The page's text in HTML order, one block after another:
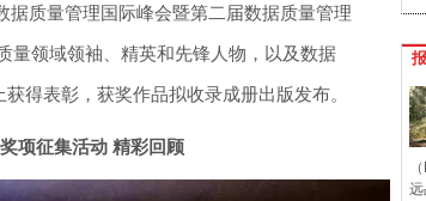
据质量管理国际峰会暨第二届数据质量管理
量领域领袖、精英和先锋人物，以及数据
得表彰，获奖作品拟收录成册出版发布。
项征集活动 精彩回顾
远